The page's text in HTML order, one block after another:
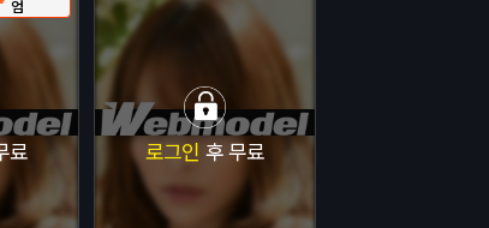
료
엄
로그인 후 무료